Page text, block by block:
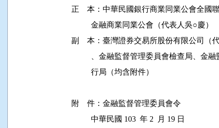
正    本：中華民國銀行商業同業公會全國
          金融商業同業公會（代表人吳○慶）
副    本：臺灣證券交易所股份有限公司（
、金融監督管理委員會檢查局、
          行局（均含附件）
附    件：金融監督管理委員會令
          中華民國 103  年 2  月 19 日